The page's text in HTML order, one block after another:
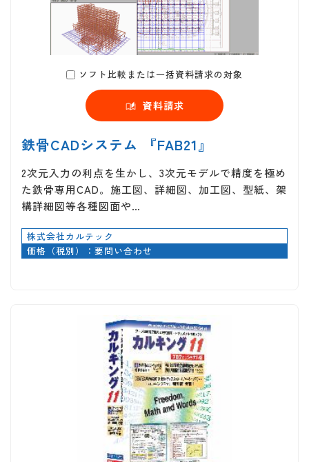
ソフト比較または一括資料請求の対象
資料請求
鉄骨CADシステム 『FAB21』
2次元入力の利点を生かし、3次元モデルで精度を極め
た鉄骨専用CAD。施工図、詳細図、加工図、型紙、架
構詳細図等各種図面や…
株式会社カルテック
価格（税別）：要問い合わせ